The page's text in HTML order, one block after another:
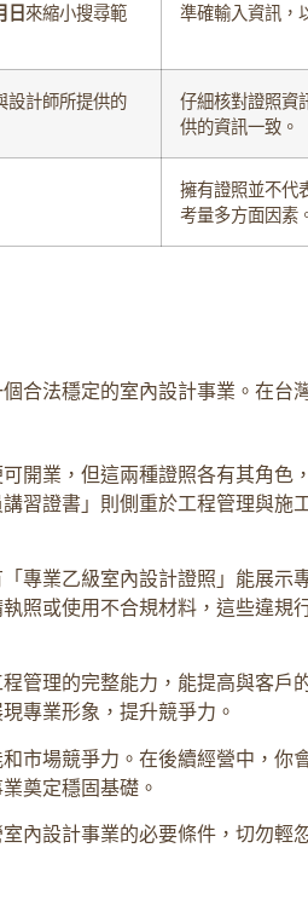
日 來縮小搜尋範
準確輸入資訊，
設計師所提供的
仔細核對證照資
供的資訊一致。
擁有證照並不代
考量多方面因素
合法穩定的室內設計事業。在台
開業，但這兩種證照各有其角色
習證書」則側重於工程管理與施
專業乙級室內設計證照」能展示
照或使用不合規材料，這些違規
管理的完整能力，能提高與客戶
專業形象，提升競爭力。
市場競爭力。在後續經營中，你
奠定穩固基礎。
內設計事業的必要條件，切勿輕